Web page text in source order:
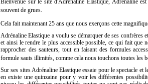
Bienvenue sur le site d'Adrénaline Elastique, Adrénaline
souvent de grues.
Cela fait maintenant 25 ans que nous exerçons cette
Adrénaline Elastique a voulu se démarquer de ses confrères
et ainsi le rendre le plus accessible possible, ce qui fait que
rapprocher des sauteurs, tout en faisant des formules
formule sauts illimités, comme cela nous touchons toutes les
Sur ses sites Adrénaline Elastique essaie pour le spectacle
en existe une quinzaine pour y voir les différentes